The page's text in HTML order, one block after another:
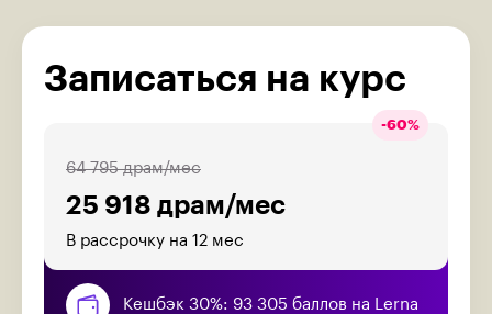
Записаться на курс
-60%
25 918 драм/мес
64 795 драм/мес
В рассрочку на 12 мес
Кешбэк 30%: 93 305 баллов на Lerna